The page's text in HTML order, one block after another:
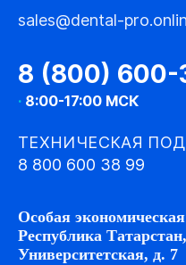
sales@dental-
8 (800) 600-
· 8:00-17:00 МСК
ТЕХНИЧЕСКАЯ
8 800 600 38 99
Особая
Республика
Университетская, д. 7